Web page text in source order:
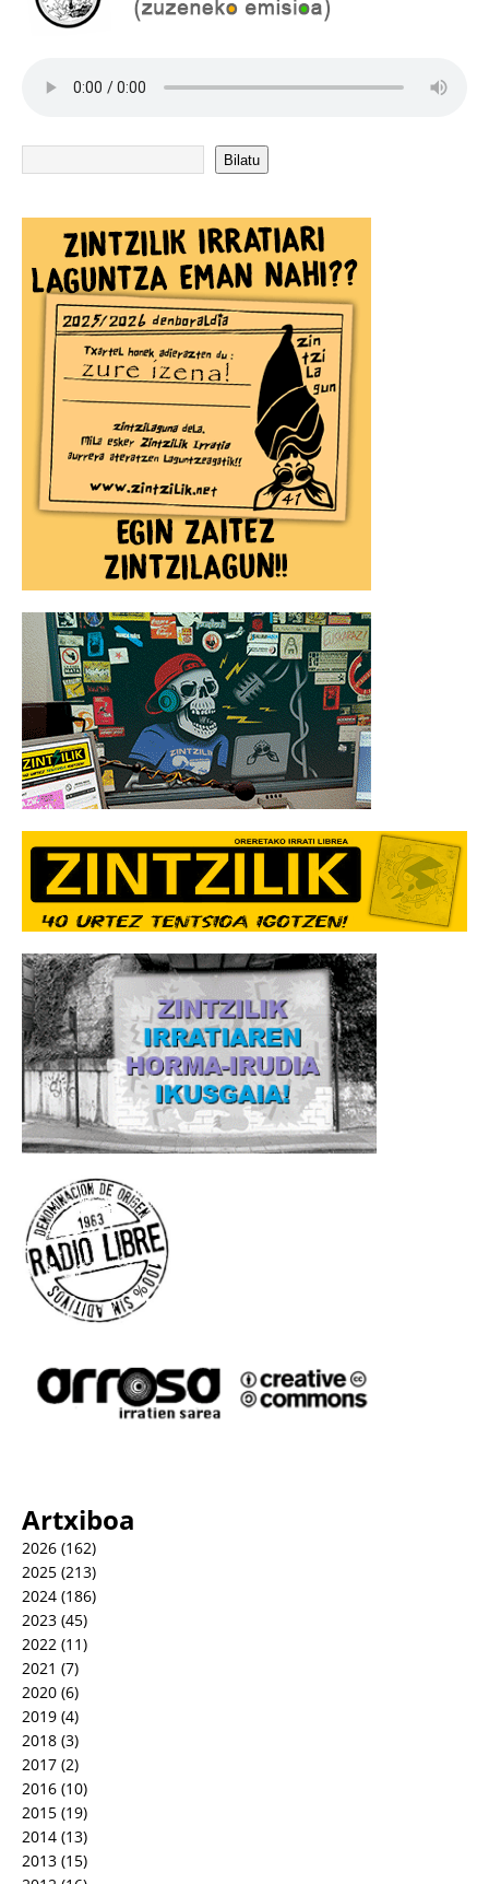
Bilatu
Artxiboa
2026 (162)
2025 (213)
2024 (186)
2023 (45)
2022 (11)
2021 (7)
2020 (6)
2019 (4)
2018 (3)
2017 (2)
2016 (10)
2015 (19)
2014 (13)
2013 (15)